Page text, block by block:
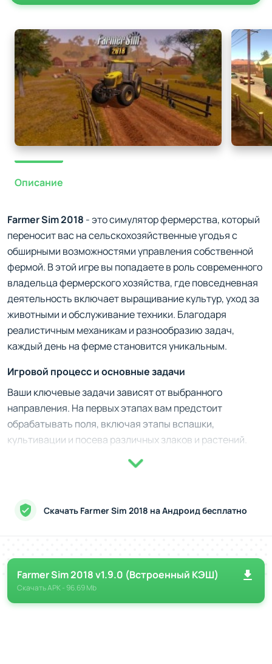
Описание
Farmer Sim 2018 - это симулятор фермерства, который
переносит вас на сельскохозяйственные угодья с
обширными возможностями управления собственной
фермой. В этой игре вы попадаете в роль современного
владельца фермерского хозяйства, где повседневная
деятельность включает выращивание культур, уход за
животными и обслуживание техники. Благодаря
реалистичным механикам и разнообразию задач,
каждый день на ферме становится уникальным.
Игровой процесс и основные задачи
Ваши ключевые задачи зависят от выбранного
направления. На первых этапах вам предстоит
обрабатывать поля, включая этапы вспашки,
культивации и посева различных злаков и растений.
ресурсы, расширяя свои владения или покупая
предусмотрены такие детали, как необходимость
удобрять почву и учитывать погодные условия, что
Сценарии и доступные режимы
Скачать Farmer Sim 2018 на Андроид бесплатно
Farmer Sim 2018 v1.9.0 (Встроенный КЭШ)
СкачатьAPK- 96.69 Mb